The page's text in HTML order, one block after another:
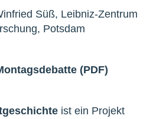
Süß, Leibniz-Zentrum
Potsdam
(PDF)
ist ein Projekt